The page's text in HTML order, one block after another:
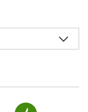
Sem senha criada